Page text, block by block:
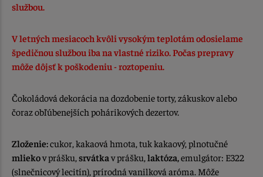
službou.
V letných mesiacoch kvôli vysokým teplotám odosielame
špedičnou službou iba na vlastné riziko. Počas prepravy
môže dôjsť k poškodeniu - roztopeniu.
Čokoládová dekorácia na dozdobenie torty, zákuskov alebo
čoraz obľúbenejších pohárikových dezertov.
Zloženie:cukor, kakaová hmota, tuk kakaový, plnotučné
mliekov prášku, srvátkav prášku, laktóza,emulgátor: E322
(slnečnicový lecitín), prírodná vanilková aróma. Môže